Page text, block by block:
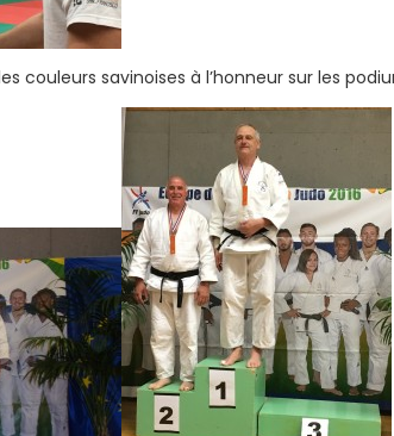
couleurs savinoises à l’honneur sur les